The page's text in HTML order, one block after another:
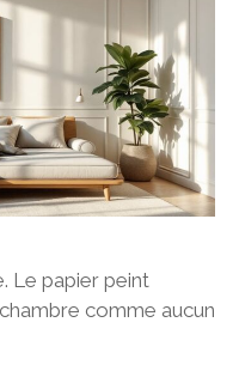
Le papier peint
comme aucun